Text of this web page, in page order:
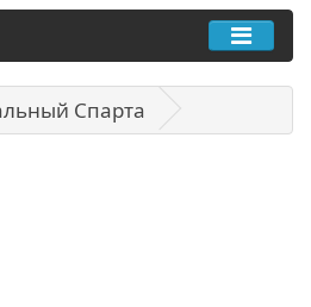
Спарта